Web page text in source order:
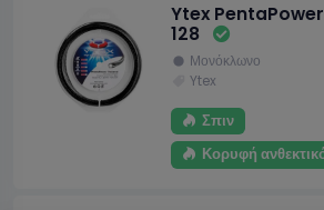
Ytex
128
Μονόκλωνο
Ytex
Σπιν
Κορυφή